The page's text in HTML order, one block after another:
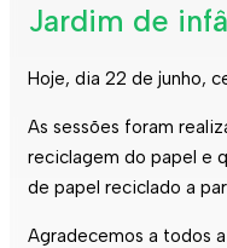
Jardim de
Hoje, dia 22 de junho,
As sessões foram
reciclagem do papel e
de papel reciclado a
Agradecemos a todos